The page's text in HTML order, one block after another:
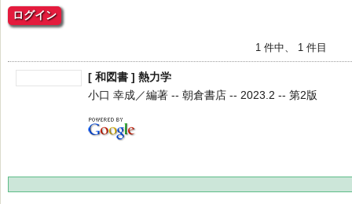
ログイン
1 件中、 1 件目
[ 和図書 ] 熱力学
小口 幸成／編著 -- 朝倉書店 -- 2023.2 -- 第2版